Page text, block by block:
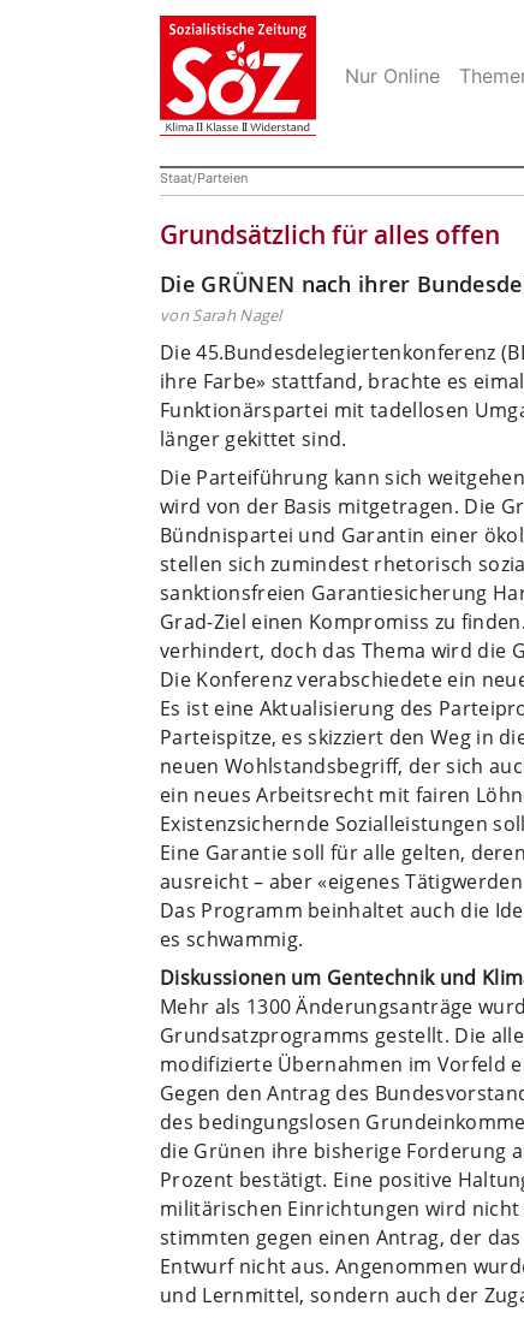
Nur Online
Staat/Parteien
Grundsätzlich für alles offen
Die GRÜNEN nach ihrer
von Sarah Nagel
Die 45.Bundesdelegiertenkonferenz
ihre Farbe» stattfand, brachte es
Funktionärspartei mit tadellosen
länger gekittet sind.
Die Parteiführung kann sich
wird von der Basis mitgetragen. Die
Bündnispartei und Garantin einer
stellen sich zumindest rhetorisch
sanktionsfreien Garantiesicherung
Grad-Ziel einen Kompromiss zu
verhindert, doch das Thema wird die
Die Konferenz verabschiedete ein
Es ist eine Aktualisierung des
Parteispitze, es skizziert den Weg in
neuen Wohlstandsbegriff, der sich
ein neues Arbeitsrecht mit fairen
Existenzsichernde Sozialleistungen
Eine Garantie soll für alle gelten,
ausreicht – aber «eigenes
Das Programm beinhaltet auch die
es schwammig.
Diskussionen um Gentechnik und
Mehr als 1300 Änderungsanträge
Grundsatzprogramms gestellt. Die
modifizierte Übernahmen im Vorfeld
Gegen den Antrag des
des bedingungslosen
die Grünen ihre bisherige Forderung
Prozent bestätigt. Eine positive
militärischen Einrichtungen wird
stimmten gegen einen Antrag, der
Entwurf nicht aus. Angenommen
und Lernmittel, sondern auch der